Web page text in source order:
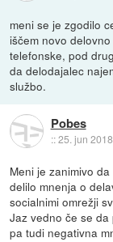
meni se je zgodilo
iščem novo
telefonske, pod
da delodajalec
službo.
Pobes
::25. jun
Meni je zanimivo
delilo mnenja o
socialnimi omrežji
Jaz vedno če se
pa tudi negativna